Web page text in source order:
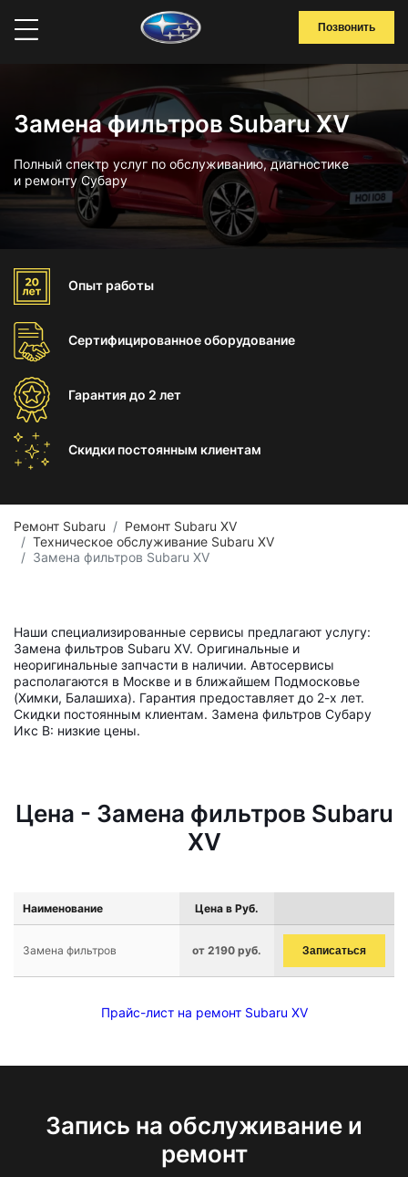
Позвонить
Замена фильтров Subaru XV
Полный спектр услуг по обслуживанию, диагностике
и ремонту Субару
Опыт работы
Сертифицированноеоборудование
Гарантиядо 2 лет
Скидки постоянным клиентам
Ремонт Subaru
Ремонт Subaru XV
Техническое обслуживание Subaru XV
Замена фильтров Subaru XV
Наши специализированные сервисы предлагают услугу:
Замена фильтров Subaru XV. Оригинальные и
неоригинальные запчасти в наличии. Автосервисы
располагаются в Москве и в ближайшем Подмосковье
(Химки, Балашиха). Гарантия предоставляет до 2-х лет.
Скидки постоянным клиентам. Замена фильтров Субару
Икс В: низкие цены.
Цена - Замена фильтров Subaru
XV
Наименование Цена в Руб.
Замена фильтров от 2190 руб. Записаться
Прайс-лист на ремонт Subaru XV
Запись на обслуживание и
ремонт